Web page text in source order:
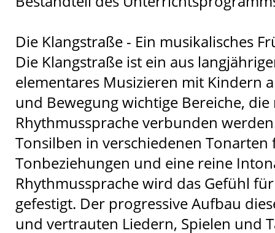
Die Klangstraße - Ein musikalisches
Die Klangstraße ist ein aus
elementares Musizieren mit Kindern
und Bewegung wichtige Bereiche,
Rhythmussprache verbunden
Tonsilben in verschiedenen
Tonbeziehungen und eine reine
Rhythmussprache wird das Gefühl
gefestigt. Der progressive Aufbau
und vertrauten Liedern, Spielen und